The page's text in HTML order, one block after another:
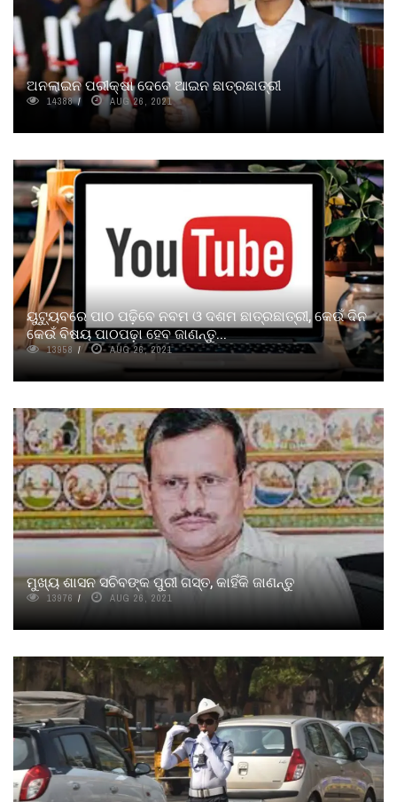
ଅନଲାଇନ ପରୀକ୍ଷା ଦେବେ ଆଇନ ଛାତ୍ରଛାତ୍ରୀ
14388 AUG 26, 2021
ୟୁଟୁ୍ୟବରେ ପାଠ ପଢ଼ିବେ ନବମ ଓ ଦଶମ ଛାତ୍ରଛାତ୍ରୀ, କେଉଁ ଦିନ
କେଉଁ ବିଷୟ ପାଠପଢ଼ା ହେବ ଜାଣନ୍ତୁ...
13958 AUG 26, 2021
ମୁଖ୍ୟ ଶାସନ ସଚିବଙ୍କ ପୁରୀ ଗସ୍ତ, କାହିଁକି ଜାଣନ୍ତୁ
13976 AUG 26, 2021